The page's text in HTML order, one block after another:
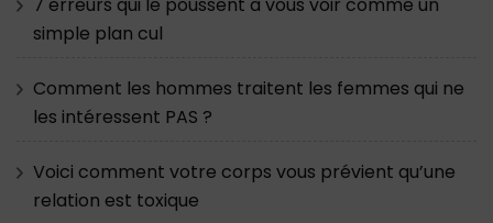
simple plan cul
Comment les hommes traitent les femmes qui ne
les intéressent PAS ?
Voici comment votre corps vous prévient qu’une
relation est toxique